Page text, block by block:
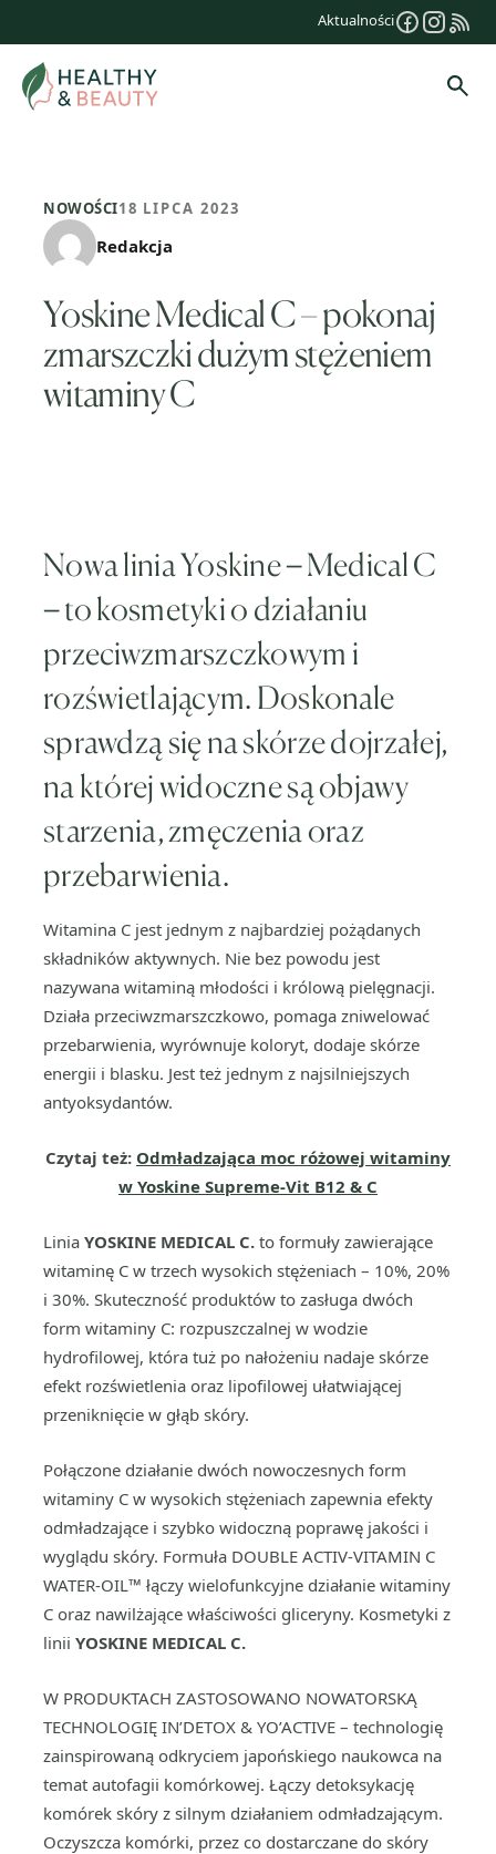
treści
Aktualności
NOWOŚCI18 LIPCA 2023
Redakcja
Yoskine Medical C – pokonaj
zmarszczki dużym stężeniem
witaminy C
Nowa linia Yoskine–Medical C
–to kosmetyki o działaniu
przeciwzmarszczkowym i
rozświetlającym. Doskonale
sprawdzą się na skórze dojrzałej,
na której widoczne są objawy
starzenia, zmęczenia oraz
przebarwienia.
Witamina C jest jednym z najbardziej pożądanych
składników aktywnych. Nie bez powodu jest
nazywana witaminą młodości i królową pielęgnacji.
Działa przeciwzmarszczkowo, pomaga zniwelować
przebarwienia, wyrównuje koloryt, dodaje skórze
energii i blasku. Jest też jednym z najsilniejszych
antyoksydantów.
Czytaj też: Odmładzająca moc różowej witaminy
w Yoskine Supreme-Vit B12 & C
Linia YOSKINE MEDICAL C. to formuły zawierające
witaminę C w trzech wysokich stężeniach – 10%, 20%
i 30%. Skuteczność produktów to zasługa dwóch
form witaminy C: rozpuszczalnej w wodzie
hydrofilowej, która tuż po nałożeniu nadaje skórze
efekt rozświetlenia oraz lipofilowej ułatwiającej
przeniknięcie w głąb skóry.
Połączone działanie dwóch nowoczesnych form
witaminy C w wysokich stężeniach zapewnia efekty
odmładzające i szybko widoczną poprawę jakości i
wyglądu skóry. Formuła DOUBLE ACTIV-VITAMIN C
WATER-OIL™ łączy wielofunkcyjne działanie witaminy
C oraz nawilżające właściwości gliceryny. Kosmetyki z
linii YOSKINE MEDICAL C.
W PRODUKTACH ZASTOSOWANO NOWATORSKĄ
TECHNOLOGIĘ IN’DETOX & YO’ACTIVE – technologię
zainspirowaną odkryciem japońskiego naukowca na
temat autofagii komórkowej. Łączy detoksykację
komórek skóry z silnym działaniem odmładzającym.
Oczyszcza komórki, przez co dostarczane do skóry